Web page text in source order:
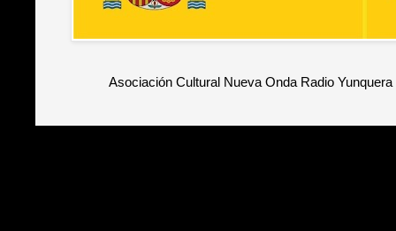
Asociación Cultural Nueva Onda Radio